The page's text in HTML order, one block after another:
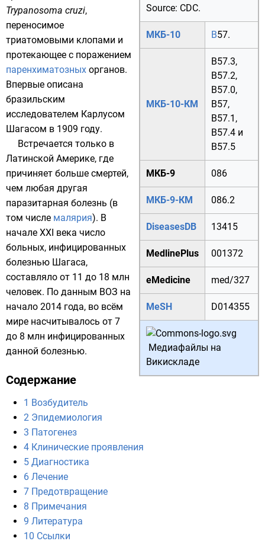
Source: CDC.
МКБ-10 B57.
МКБ-10-КМ
B57.3,
B57.2,
B57.0,
B57,
B57.1 ,
B57.4 и
B57.5
МКБ-9 086
МКБ-9-КМ 086.2
DiseasesDB 13415
MedlinePlus 001372
eMedicine med/327
MeSH D014355
Медиафайлы на
Викискладе
Trypanosoma cruzi,
переносимое
триатомовыми клопами и
протекающее с поражением
паренхиматозных органов.
Впервые описана
бразильским
исследователем Карлусом
Шагасом в 1909 году.
Встречается только в
Латинской Америке, где
причиняет больше смертей,
чем любая другая
паразитарная болезнь (в
том числе малярия). В
начале XXI века число
больных, инфицированных
болезнью Шагаса,
составляло от 11 до 18 млн
человек. По данным ВОЗ на
начало 2014 года, во всём
мире насчитывалось от 7
до 8 млн инфицированных
данной болезнью.
Содержание
1 Возбудитель
2 Эпидемиология
3 Патогенез
4 Клинические проявления
5 Диагностика
6 Лечение
7 Предотвращение
8 Примечания
9 Литература
10 Ссылки